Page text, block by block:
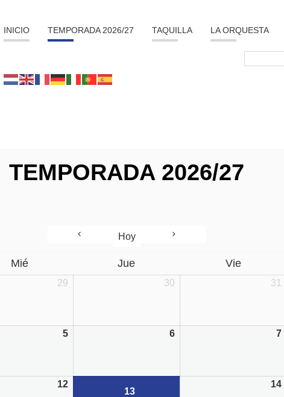
INICIO TEMPORADA 2026/27 TAQUILLA LA ORQUESTA
TEMPORADA 2026/27
Hoy
Mié Jue Vie
29 30 31
5 6 7
12
13
14